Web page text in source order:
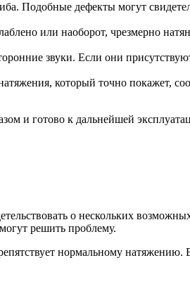
Подобные дефекты могут
или наоборот, чрезмерно
звуки. Если они
который точно покажет,
и готово к дальнейшей
о нескольких
решить проблему.
нормальному натяжению.